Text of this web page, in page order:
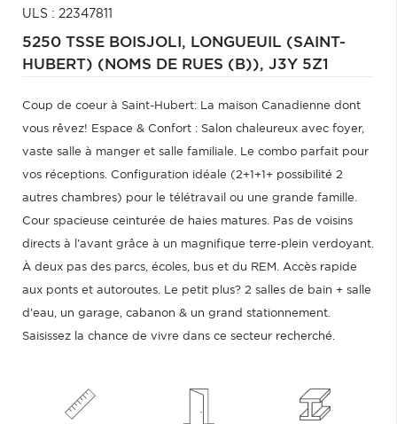
ULS : 22347811
5250 TSSE BOISJOLI, LONGUEUIL (SAINT-
HUBERT) (NOMS DE RUES (B)), J3Y 5Z1
Coup de coeur à Saint-Hubert: La maison Canadienne dont
vous rêvez! Espace & Confort : Salon chaleureux avec foyer,
vaste salle à manger et salle familiale. Le combo parfait pour
vos réceptions. Configuration idéale (2+1+1+ possibilité 2
autres chambres) pour le télétravail ou une grande famille.
Cour spacieuse ceinturée de haies matures. Pas de voisins
directs à l'avant grâce à un magnifique terre-plein verdoyant.
À deux pas des parcs, écoles, bus et du REM. Accès rapide
aux ponts et autoroutes. Le petit plus? 2 salles de bain + salle
d'eau, un garage, cabanon & un grand stationnement.
Saisissez la chance de vivre dans ce secteur recherché.